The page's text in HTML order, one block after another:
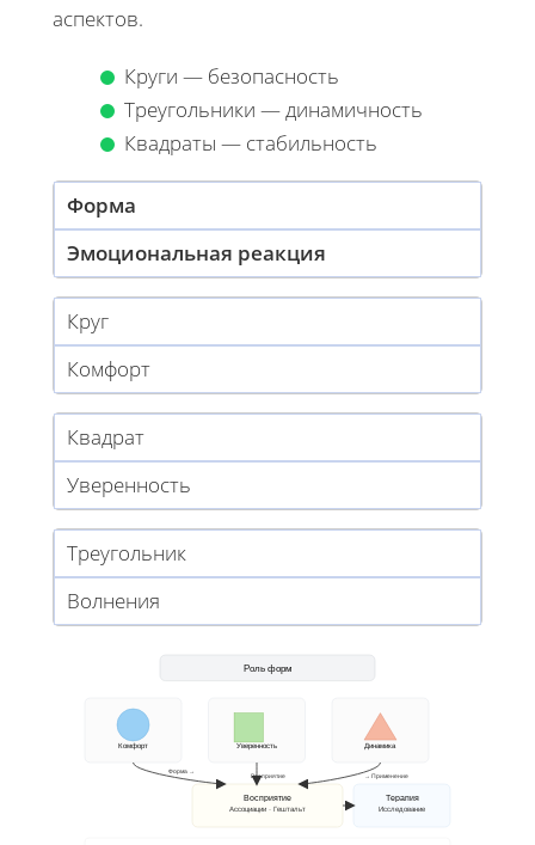
аспектов.
Круги — безопасность
Треугольники — динамичность
Квадраты — стабильность
Форма
Эмоциональная реакция
Круг
Комфорт
Квадрат
Уверенность
Треугольник
Волнения
Роль форм
Комфорт Уверенность Динамика
Восприятие
Ассоциации · Гештальт
Терапия
Исследование
Форма →
Восприятие → Применение